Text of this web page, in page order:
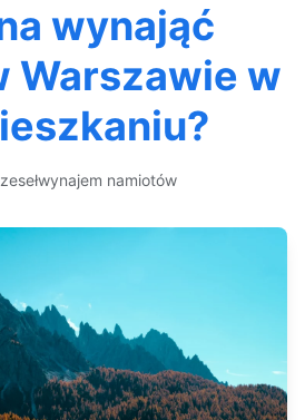
wynająć
Warszawie w
wynajem namiotów